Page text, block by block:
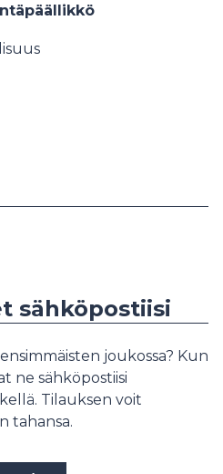
sähköpostiisi
joukossa? Kun
ne sähköpostiisi
Tilauksen voit
tahansa.